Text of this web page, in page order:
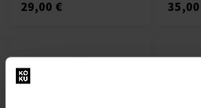
29,00 €